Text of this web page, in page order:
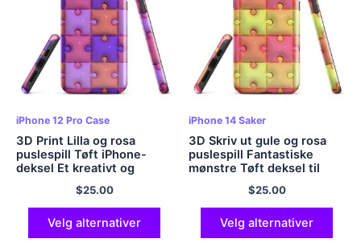
iPhone 12 Pro Case
3D Print Lilla og rosa
puslespill Tøft iPhone-
deksel Et kreativt og
utfordrende tilbehør til din
$25.00
Velg alternativer
iPhone 14 Saker
3D Skriv ut gule og rosa
puslespill Fantastiske
mønstre Tøft deksel til
iPhone 15 14 Pluss Mini Pro
$25.00
Velg alternativer